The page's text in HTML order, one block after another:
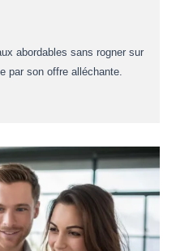
abordables sans rogner sur
par son offre alléchante.